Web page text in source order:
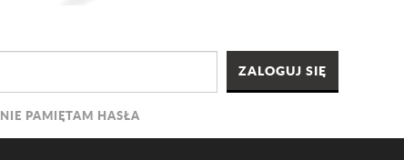
NIE PAMIĘTAM HASŁA